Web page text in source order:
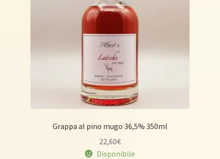
Grappa al pino mugo 36,5% 350ml
22,60€
Disponibile